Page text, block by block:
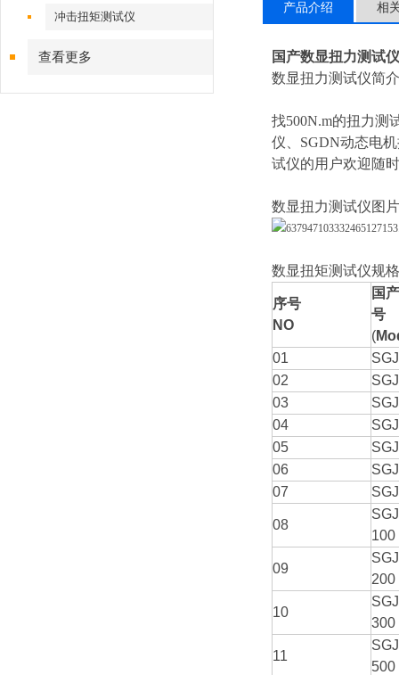
冲击扭矩测试仪
查看更多
产品介绍 相
国产数显扭力测试
数显扭力测试仪简
找500N.m的扭力测
仪、SGDN动态电
试仪的用户欢迎随
数显扭力测试仪图片
数显扭矩测试仪规
序号
NO
国
号
(
01
02
03
04
05
06
07
08
100
09
200
10
300
11
500